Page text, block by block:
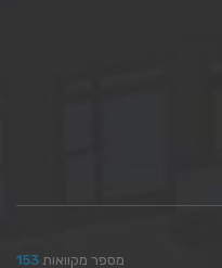
153 מספר מקוואות